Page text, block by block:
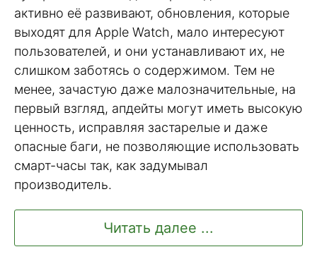
активно её развивают, обновления, которые
выходят для Apple Watch, мало интересуют
пользователей, и они устанавливают их, не
слишком заботясь о содержимом. Тем не
менее, зачастую даже малозначительные, на
первый взгляд, апдейты могут иметь высокую
ценность, исправляя застарелые и даже
опасные баги, не позволяющие использовать
смарт-часы так, как задумывал
производитель.
Читать далее ...